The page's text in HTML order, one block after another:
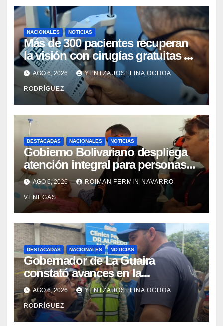
NACIONALES NOTICIAS
Más de 300 pacientes recuperan
la visión con cirugías gratuitas de
cataratas en Zulia
AGO 6, 2026 YENTZA JOSEFINA OCHOA
RODRÍGUEZ
DESTACADAS NACIONALES NOTICIAS
Gobierno Bolivariano despliega
atención integral para personas
con discapacidad en
campamentos de La Guaira
AGO 6, 2026 ROIMAN FERMIN NAVARRO
VENEGAS
DESTACADAS NACIONALES NOTICIAS
Gobernador de La Guaira
constató avances en la
rehabilitación del Hospitalito de
Catia la Mar
AGO 6, 2026 YENTZA JOSEFINA OCHOA
RODRÍGUEZ